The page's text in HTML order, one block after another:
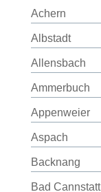
Achern
Albstadt
Allensbach
Ammerbuch
Appenweier
Aspach
Backnang
Bad Cannstatt